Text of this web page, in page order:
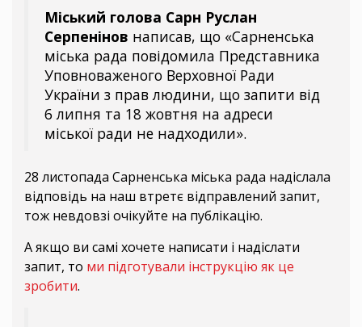
Міський голова Сарн Руслан
Серпенінов написав, що «Сарненська
міська рада повідомила Представника
Уповноваженого Верховної Ради
України з прав людини, що запити від
6 липня та 18 жовтня на адреси
міської ради не надходили».
28 листопада Сарненська міська рада надіслала
відповідь на наш втретє відправлений запит,
тож невдовзі очікуйте на публікацію.
А якщо ви самі хочете написати і надіслати
запит, то ми підготували інструкцію як це
зробити.